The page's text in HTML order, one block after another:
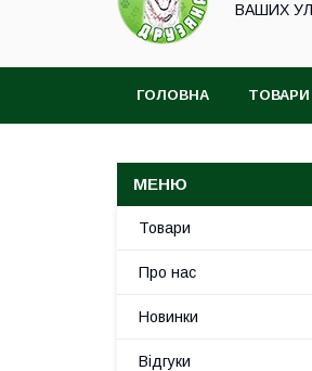
ВАШИХ
ГОЛОВНА ТОВАРИ
Товари
Про нас
Новинки
Відгуки